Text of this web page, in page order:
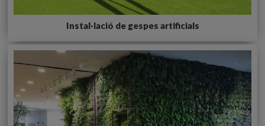
Instal·lació de gespes artificials